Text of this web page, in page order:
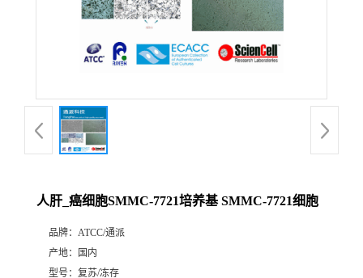
人肝_癌细胞SMMC-7721培养基 SMMC-7721细胞
品牌： ATCC/通派
产地：
国内
型号： 复苏/冻存